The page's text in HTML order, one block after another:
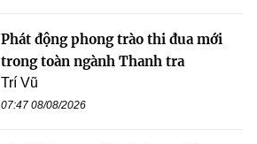
Phát động phong trào thi đua mới
trong toàn ngành Thanh tra
Trí Vũ
07:47 08/08/2026